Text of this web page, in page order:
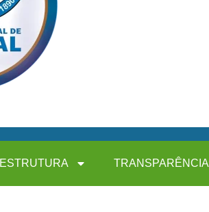
ESTRUTURA TRANSPARÊNCIA